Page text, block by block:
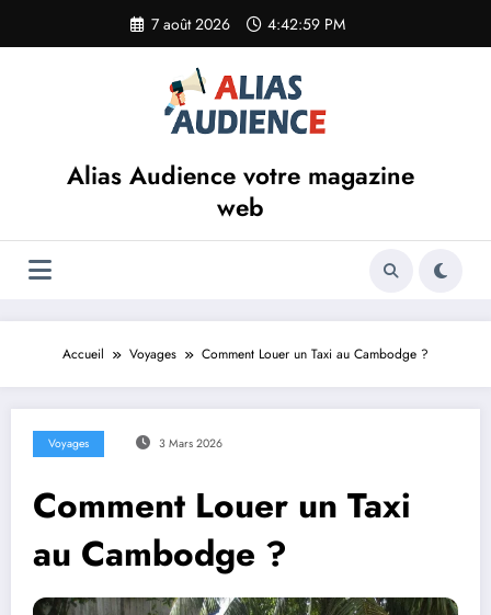
contenu
7 août 2026 4:42:59 PM
Alias Audience votre magazine
web
Accueil Voyages Comment Louer un Taxi au Cambodge ?
Voyages 3 Mars 2026
Comment Louer un Taxi
au Cambodge ?